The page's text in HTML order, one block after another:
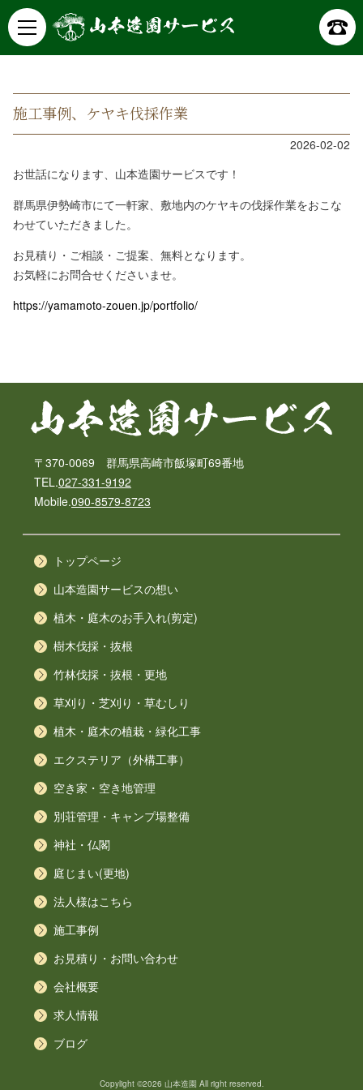
山本造園サービス 記事詳細
施工事例、ケヤキ伐採作業
2026-02-02
お世話になります、山本造園サービスです！
群馬県伊勢崎市にて一軒家、敷地内のケヤキの伐採作業をおこな
わせていただきました。
お見積り・ご相談・ご提案、無料となります。
お気軽にお問合せくださいませ。
https://yamamoto-zouen.jp/portfolio/
〒370-0069 群馬県高崎市飯塚町69番地
TEL.027-331-9192
Mobile.090-8579-8723
トップページ
山本造園サービスの想い
植木・庭木のお手入れ(剪定)
樹木伐採・抜根
竹林伐採・抜根・更地
草刈り・芝刈り・草むしり
植木・庭木の植栽・緑化工事
エクステリア（外構工事）
空き家・空き地管理
別荘管理・キャンプ場整備
神社・仏閣
庭じまい(更地)
法人様はこちら
施工事例
お見積り・お問い合わせ
会社概要
求人情報
ブログ
Copylight ©2026 山本造園 All right reserved.